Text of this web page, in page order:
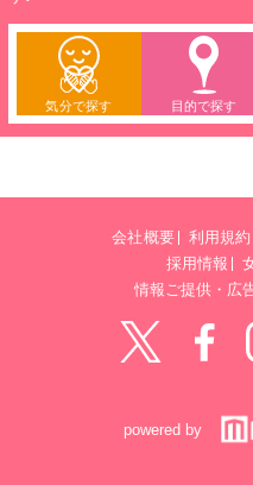
気分で探す 目的で探す
会社概要 利用規約
採用情報
情報ご提供・広
powered by